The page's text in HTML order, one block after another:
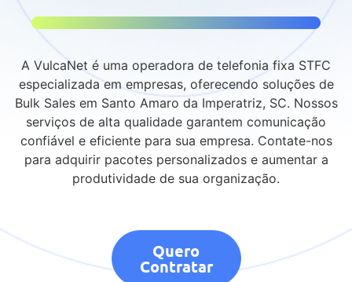
A VulcaNet é uma operadora de telefonia fixa STFC
especializada em empresas, oferecendo soluções de
Bulk Sales em Santo Amaro da Imperatriz, SC. Nossos
serviços de alta qualidade garantem comunicação
confiável e eficiente para sua empresa. Contate-nos
para adquirir pacotes personalizados e aumentar a
produtividade de sua organização.
Quero
Contratar